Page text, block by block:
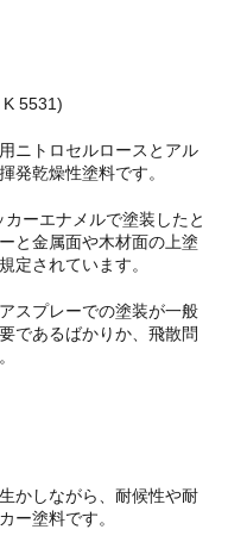
5531)
ニトロセルロースとアル
発乾燥性塗料です。
ーエナメルで塗装したと
と金属面や木材面の上塗
定されています。
スプレーでの塗装が一般
であるばかりか、飛散問
かしながら、耐候性や耐
ー塗料です。